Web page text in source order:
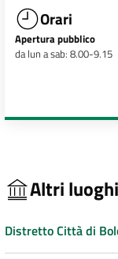
Orari
Apertura pubblico
da lun a sab: 8.00-9.15
Altri
Distretto Città di